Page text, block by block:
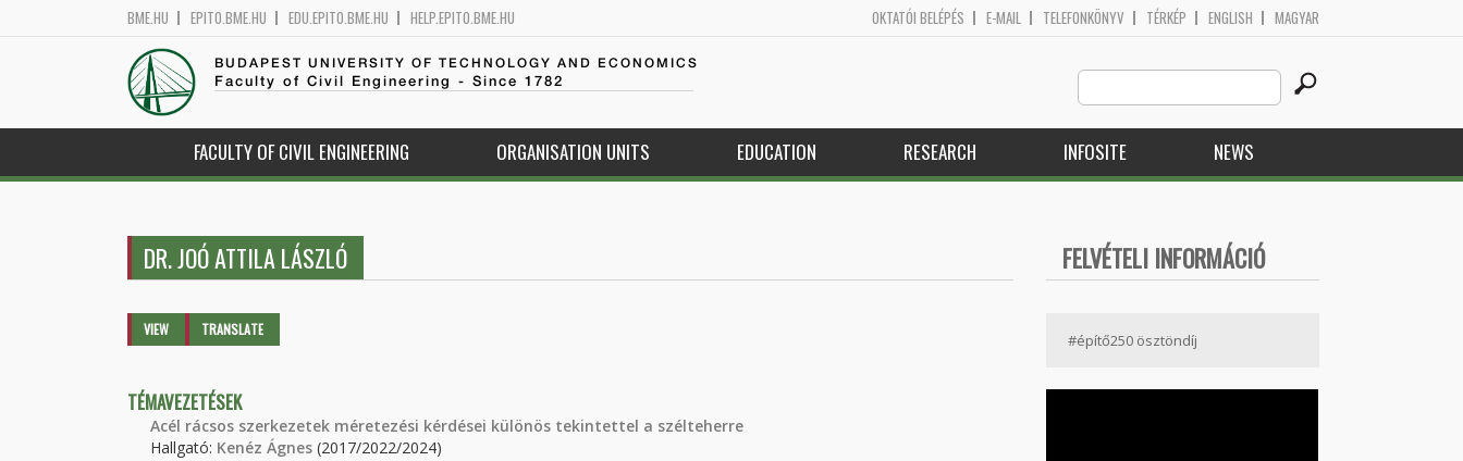
BME.HU EPITO.BME.HU EDU.EPITO.BME.HU HELP.EPITO.BME.HU OKTATÓI BELÉPÉS E-MAIL TELEFONKÖNYV TÉRKÉP ENGLISH MAGYAR
BUDAPEST UNIVERSITY OF TECHNOLOGY AND ECONOMICS
Faculty of Civil Engineering - Since 1782
Search
this
site
FACULTY OF CIVIL ENGINEERING ORGANISATION UNITS EDUCATION RESEARCH INFOSITE NEWS
DR. JOÓ ATTILA LÁSZLÓ
Primary tabs
VIEW (ACTIVETRANSLATE
TÉMAVEZETÉSEK
Acél rácsos szerkezetek méretezési kérdései különös tekintettel a szélteherre
Hallgató: Kenéz Ágnes (2017/2022/2024)
FELVÉTELI INFORMÁCIÓ
#építő250 ösztöndíj